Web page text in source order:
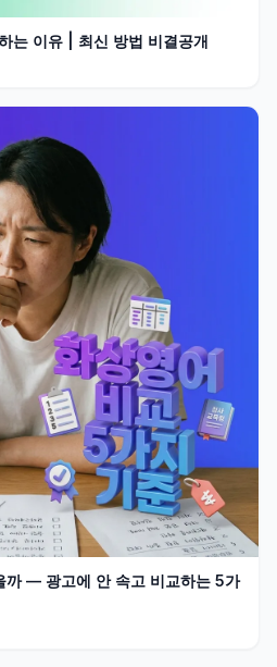
는 이유 | 최신 방법 비결공개
까 — 광고에 안 속고 비교하는 5가